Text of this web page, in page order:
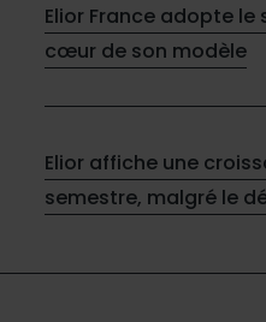
Elior France adopte
cœur de son modèle
Elior affiche une
semestre, malgré le